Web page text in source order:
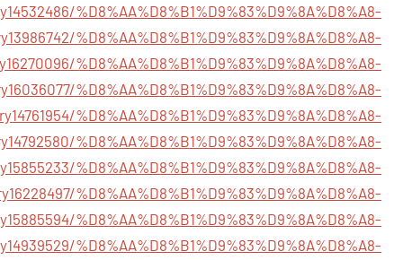
%D8%AA%D8%B1%D9%83%D9%8A%D8%A8-
%D8%AA%D8%B1%D9%83%D9%8A%D8%A8-
%D8%AA%D8%B1%D9%83%D9%8A%D8%A8-
%D8%AA%D8%B1%D9%83%D9%8A%D8%A8-
%D8%AA%D8%B1%D9%83%D9%8A%D8%A8-
%D8%AA%D8%B1%D9%83%D9%8A%D8%A8-
%D8%AA%D8%B1%D9%83%D9%8A%D8%A8-
%D8%AA%D8%B1%D9%83%D9%8A%D8%A8-
%D8%AA%D8%B1%D9%83%D9%8A%D8%A8-
%D8%AA%D8%B1%D9%83%D9%8A%D8%A8-